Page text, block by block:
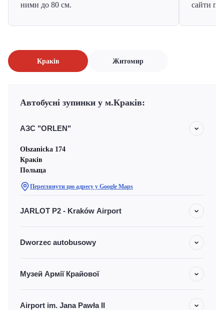
ними до 80 см.
сайти
Краків Житомир
Автобусні зупинки у м.Краків:
АЗС "ORLEN"
Olszanicka 174
Краків
Польща
Переглянути цю адресу у Google Maps
JARLOT P2 - Kraków Airport
Dworzec autobusowy
Музей Армії Крайової
Airport im. Jana Pawła II